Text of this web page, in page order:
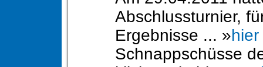
Abschlussturnier,
Ergebnisse ... »
Schnappschüsse